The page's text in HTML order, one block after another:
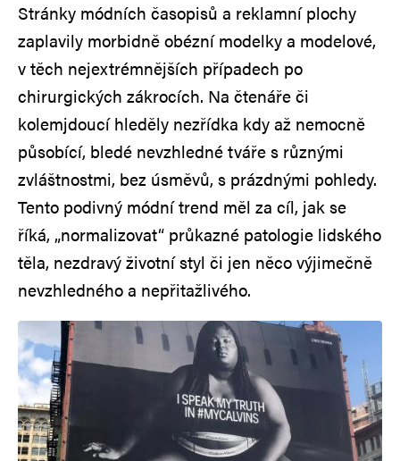
Stránky módních časopisů a reklamní plochy
zaplavily morbidně obézní modelky a modelové,
v těch nejextrémnějších případech po
chirurgických zákrocích. Na čtenáře či
kolemjdoucí hleděly nezřídka kdy až nemocně
působící, bledé nevzhledné tváře s různými
zvláštnostmi, bez úsměvů, s prázdnými pohledy.
Tento podivný módní trend měl za cíl, jak se
říká, „normalizovat“ průkazné patologie lidského
těla, nezdravý životní styl či jen něco výjimečně
nevzhledného a nepřitažlivého.